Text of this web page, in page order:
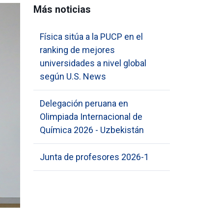
Más noticias
Física sitúa a la PUCP en el
ranking de mejores
universidades a nivel global
según U.S. News
Delegación peruana en
Olimpiada Internacional de
Química 2026 - Uzbekistán
Junta de profesores 2026-1